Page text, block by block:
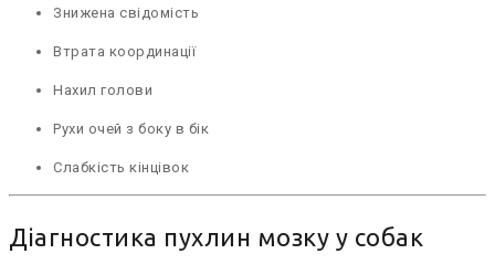
Знижена свідомість
Втрата координації
Нахил голови
Рухи очей з боку в бік
Слабкість кінцівок
Діагностика пухлин мозку у собак